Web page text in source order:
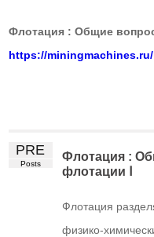
Флотация : Общие
https://
PRE
Posts
Флотация :
флотации Ⅰ
Флотация
физико-